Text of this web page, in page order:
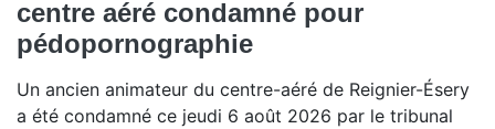
centre aéré condamné pour
pédopornographie
Un ancien animateur du centre-aéré de Reignier-Ésery
a été condamné ce jeudi 6 août 2026 par le tribunal